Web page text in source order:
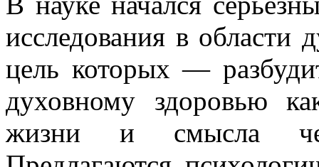
исследования в области
цель которых —
духовному здоровью
жизни и смысла